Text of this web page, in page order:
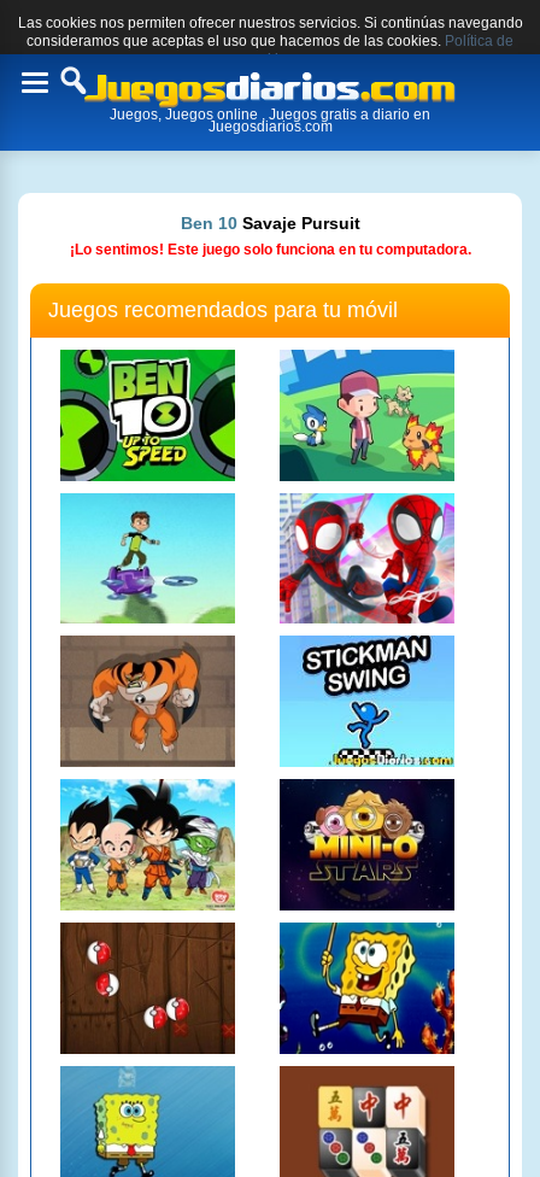
Las cookies nos permiten ofrecer nuestros servicios. Si continúas navegando
consideramos que aceptas el uso que hacemos de las cookies. Política de
cookies.
Toggle
Juegos, Juegos online , Juegos gratis a diario en
Juegosdiarios.com
Ben 10Savaje Pursuit
¡Lo sentimos! Este juego solo funciona en tu computadora.
Juegos recomendados para tu móvil